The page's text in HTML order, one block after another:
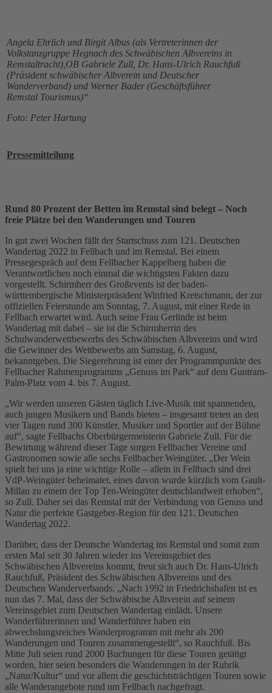
Angela Ehrlich und Birgit Albus (als Vertreterinnen der
Volkstanzgruppe Hegnach des Schwäbischen Albvereins in
Remstaltracht),OB Gabriele Zull, Dr. Hans-Ulrich Rauchfuß
(Präsident schwäbischer Albverein und Deutscher
Wanderverband) und Werner Bader (Geschäftsführer
Remstal Tourismus)“
Foto: Peter Hartung
Pressemitteilung
Rund 80 Prozent der Betten im Remstal sind belegt – Noch
freie Plätze bei den Wanderungen und Touren
In gut zwei Wochen fällt der Startschuss zum 121. Deutschen
Wandertag 2022 in Fellbach und im Remstal. Bei einem
Pressegespräch auf dem Fellbacher Kappelberg haben die
Verantwortlichen noch einmal die wichtigsten Fakten dazu
vorgestellt. Schirmherr des Großevents ist der baden-
württembergische Ministerpräsident Winfried Kretschmann, der zur
offiziellen Feierstunde am Sonntag, 7. August, mit einer Rede in
Fellbach erwartet wird. Auch seine Frau Gerlinde ist beim
Wandertag mit dabei – sie ist die Schirmherrin des
Schulwanderwettbewerbs des Schwäbischen Albvereins und wird
die Gewinner des Wettbewerbs am Samstag, 6. August,
bekanntgeben. Die Siegerehrung ist einer der Programmpunkte des
Fellbacher Rahmenprogramms „Genuss im Park“ auf dem Guntram-
Palm-Platz vom 4. bis 7. August.
„Wir werden unseren Gästen täglich Live-Musik mit spannenden,
auch jungen Musikern und Bands bieten – insgesamt treten an den
vier Tagen rund 300 Künstler, Musiker und Sportler auf der Bühne
auf“, sagte Fellbachs Oberbürgermeisterin Gabriele Zull. Für die
Bewirtung während dieser Tage sorgen Fellbacher Vereine und
Gastronomen sowie alle sechs Fellbacher Weingüter. „Der Wein
spielt bei uns ja eine wichtige Rolle – allein in Fellbach sind drei
VdP-Weingüter beheimatet, eines davon wurde kürzlich vom Gault-
Millau zu einem der Top Ten-Weingüter deutschlandweit erhoben“,
so Zull. Daher sei das Remstal mit der Verbindung von Genuss und
Natur die perfekte Gastgeber-Region für den 121. Deutschen
Wandertag 2022.
Darüber, dass der Deutsche Wandertag ins Remstal und somit zum
ersten Mal seit 30 Jahren wieder ins Vereinsgebiet des
Schwäbischen Albvereins kommt, freut sich auch Dr. Hans-Ulrich
Rauchfuß, Präsident des Schwäbischen Albvereins und des
Deutschen Wanderverbands. „Nach 1992 in Friedrichshafen ist es
nun das 7. Mal, dass der Schwäbische Albverein auf seinem
Vereinsgebiet zum Deutschen Wandertag einlädt. Unsere
Wanderführerinnen und Wanderführer haben ein
abwechslungsreiches Wanderprogramm mit mehr als 200
Wanderungen und Touren zusammengestellt“, so Rauchfuß. Bis
Mitte Juli seien rund 2000 Buchungen für diese Touren getätigt
worden, hier seien besonders die Wanderungen in der Rubrik
„Natur/Kultur“ und vor allem die geschichtsträchtigen Touren sowie
alle Wanderangebote rund um Fellbach nachgefragt.